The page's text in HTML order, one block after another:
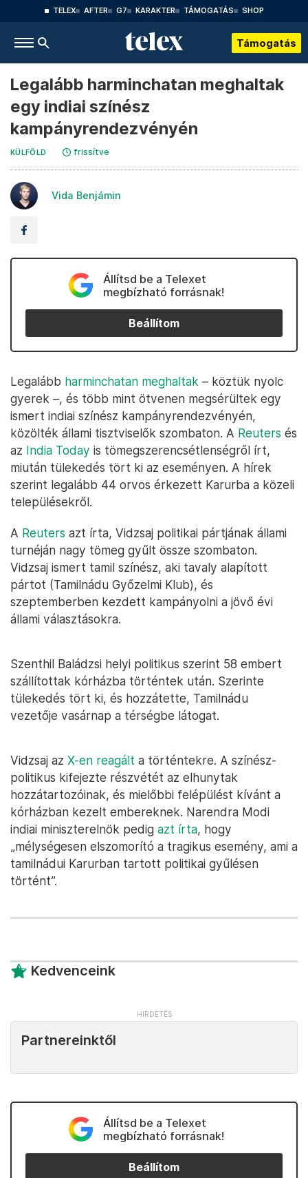
TELEX AFTER G7 KARAKTER TÁMOGATÁS SHOP
Támogatás
Legalább harminchatan meghaltak
egy indiai színész
kampányrendezvényén
KÜLFÖLD frissítve
Vida Benjámin
Állítsd be a Telexet
megbízható forrásnak!
Beállítom
Legalább harminchatan meghaltak – köztük nyolc
gyerek –, és több mint ötvenen megsérültek egy
ismert indiai színész kampányrendezvényén,
közölték állami tisztviselők szombaton. A Reuters és
az India Today is tömegszerencsétlenségről írt,
miután tülekedés tört ki az eseményen. A hírek
szerint legalább 44 orvos érkezett Karurba a közeli
településekről.
A Reuters azt írta, Vidzsaj politikai pártjának állami
turnéján nagy tömeg gyűlt össze szombaton.
Vidzsaj ismert tamil színész, aki tavaly alapított
pártot (Tamilnádu Győzelmi Klub), és
szeptemberben kezdett kampányolni a jövő évi
állami választásokra.
Szenthil Baládzsi helyi politikus szerint 58 embert
szállítottak kórházba történtek után. Szerinte
tülekedés tört ki, és hozzátette, Tamilnádu
vezetője vasárnap a térségbe látogat.
Vidzsaj az X-en reagált a történtekre. A színész-
politikus kifejezte részvétét az elhunytak
hozzátartozóinak, és mielőbbi felépülést kívánt a
kórházban kezelt embereknek. Narendra Modi
indiai miniszterelnök pedig azt írta, hogy
„mélységesen elszomorító a tragikus esemény, ami a
tamilnádui Karurban tartott politikai gyűlésen
történt”.
Kedvenceink
Partnereinktől
Állítsd be a Telexet
megbízható forrásnak!
Beállítom